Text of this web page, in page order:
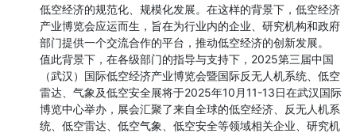
低空经济的规范化、规模化发展。在这样的背景下，低空经济
产业博览会应运而生，旨在为行业内的企业、研究机构和政府
部门提供一个交流合作的平台，推动低空经济的创新发展。
值此背景下，在各级部门的指导与支持下，2025第三届中国
（武汉）国际低空经济产业博览会暨国际反无人机系统、低空
雷达、气象及低空安全展将于2025年10月11-13日在武汉国际
博览中心举办，展会汇聚了来自全球的低空经济、反无人机系
统、低空雷达、低空气象、低空安全等领域相关企业、研究机